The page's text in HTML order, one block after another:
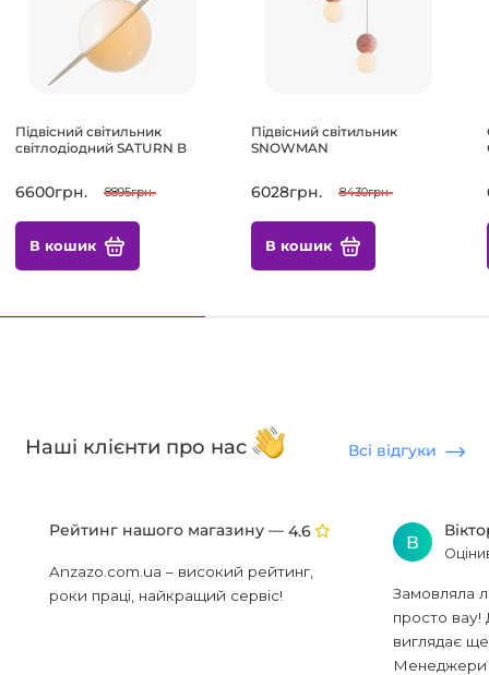
Підвісний світильник
світлодіодний SATURN B
6600грн. 8895грн.
В кошик
Підвісний світильник
SNOWMAN
6028грн. 8430грн.
В кошик
Наші клієнти про нас Всі відгуки
Рейтинг нашого магазину — 4.6
Anzazo.com.ua – високий рейтинг,
роки праці, найкращий сервіс!
В
Замовляла
просто вау!
виглядає
Менеджери